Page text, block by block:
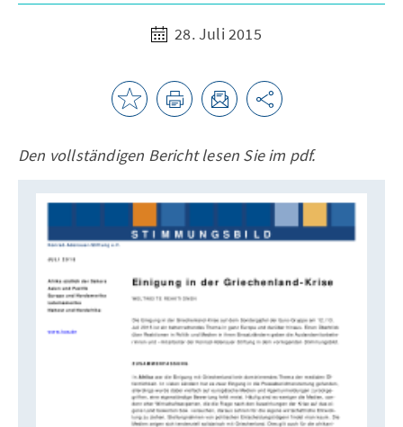
28. Juli 2015
Den vollständigen Bericht lesen Sie im pdf.